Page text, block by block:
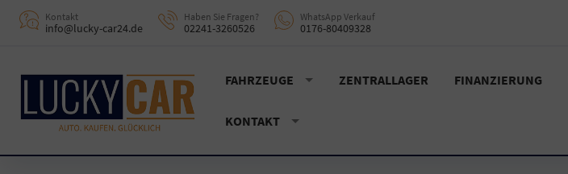
Kontakt
info@lucky-car24.de
Haben Sie Fragen?
02241-3260526
WhatsApp Verkauf
0176-80409328
FAHRZEUGE ZENTRALLAGER FINANZIERUNG
KONTAKT